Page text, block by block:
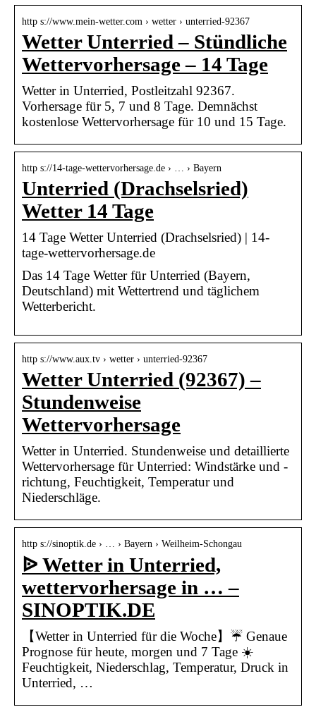
http s://www.mein-wetter.com › wetter › unterried-92367
Wetter Unterried – Stündliche
Wettervorhersage – 14 Tage
Wetter in Unterried, Postleitzahl 92367.
Vorhersage für 5, 7 und 8 Tage. Demnächst
kostenlose Wettervorhersage für 10 und 15 Tage.
http s://14-tage-wettervorhersage.de › … › Bayern
Unterried (Drachselsried)
Wetter 14 Tage
14 Tage Wetter Unterried (Drachselsried) | 14-
tage-wettervorhersage.de
Das 14 Tage Wetter für Unterried (Bayern,
Deutschland) mit Wettertrend und täglichem
Wetterbericht.
http s://www.aux.tv › wetter › unterried-92367
Wetter Unterried (92367) –
Stundenweise
Wettervorhersage
Wetter in Unterried. Stundenweise und detaillierte
Wettervorhersage für Unterried: Windstärke und -
richtung, Feuchtigkeit, Temperatur und
Niederschläge.
http s://sinoptik.de › … › Bayern › Weilheim-Schongau
ᐉ Wetter in Unterried,
wettervorhersage in … –
SINOPTIK.DE
【Wetter in Unterried für die Woche】☔ Genaue
Prognose für heute, morgen und 7 Tage ☀️
Feuchtigkeit, Niederschlag, Temperatur, Druck in
Unterried, …